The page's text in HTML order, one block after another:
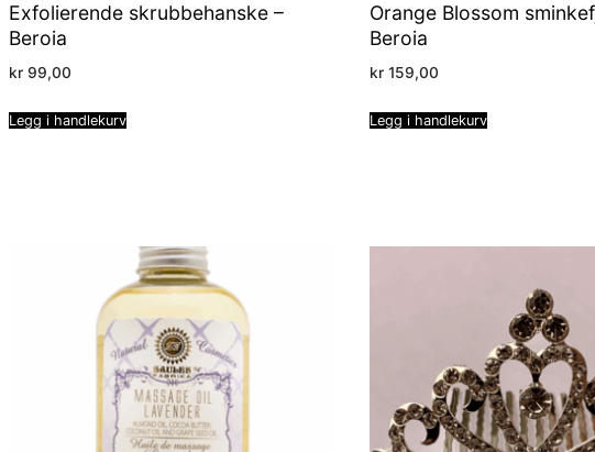
Exfolierende skrubbehanske –
Beroia
kr 99,00
Legg i handlekurv
Orange Blossom
Beroia
kr 159,00
Legg i handlekurv